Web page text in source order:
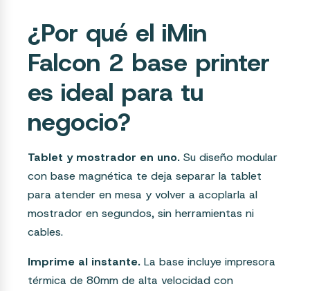
¿Por qué el iMin
Falcon 2 base printer
es ideal para tu
negocio?
Tablet y mostrador en uno. Su diseño modular
con base magnética te deja separar la tablet
para atender en mesa y volver a acoplarla al
mostrador en segundos, sin herramientas ni
cables.
Imprime al instante. La base incluye impresora
térmica de 80mm de alta velocidad con